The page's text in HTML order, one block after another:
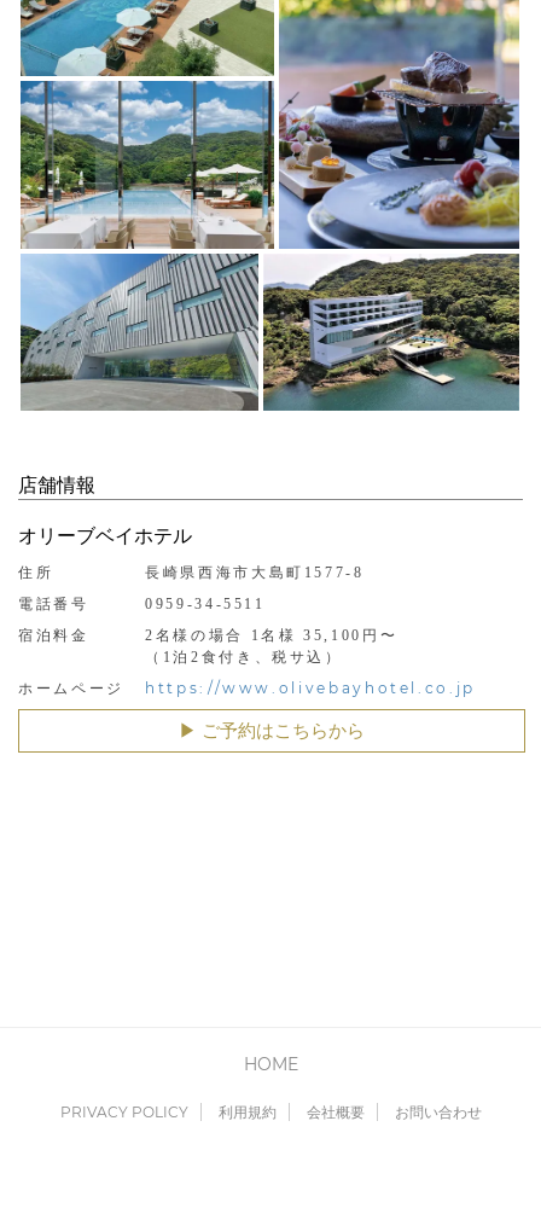
店舗情報
オリーブベイホテル
住所
長崎県西海市大島町1577-8
電話番号
0959-34-5511
宿泊料金
2名様の場合 1名様 35,100円〜
（1泊2食付き、税サ込）
ホームページ
https://www.olivebayhotel.co.jp
▶︎ ご予約はこちらから
HOME
PRIVACY POLICY 利用規約 会社概要 お問い合わせ